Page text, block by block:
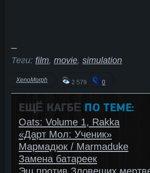
Теги: film, movie, simulation
XenoMorph 2 579 0
ЕЩЁ КАГБΕ ПО ТЕМЕ:
Oats: Volume 1, Rakka
«Дарт Мол: Ученик»
Мармадюк / Marmaduke
Замена батареек